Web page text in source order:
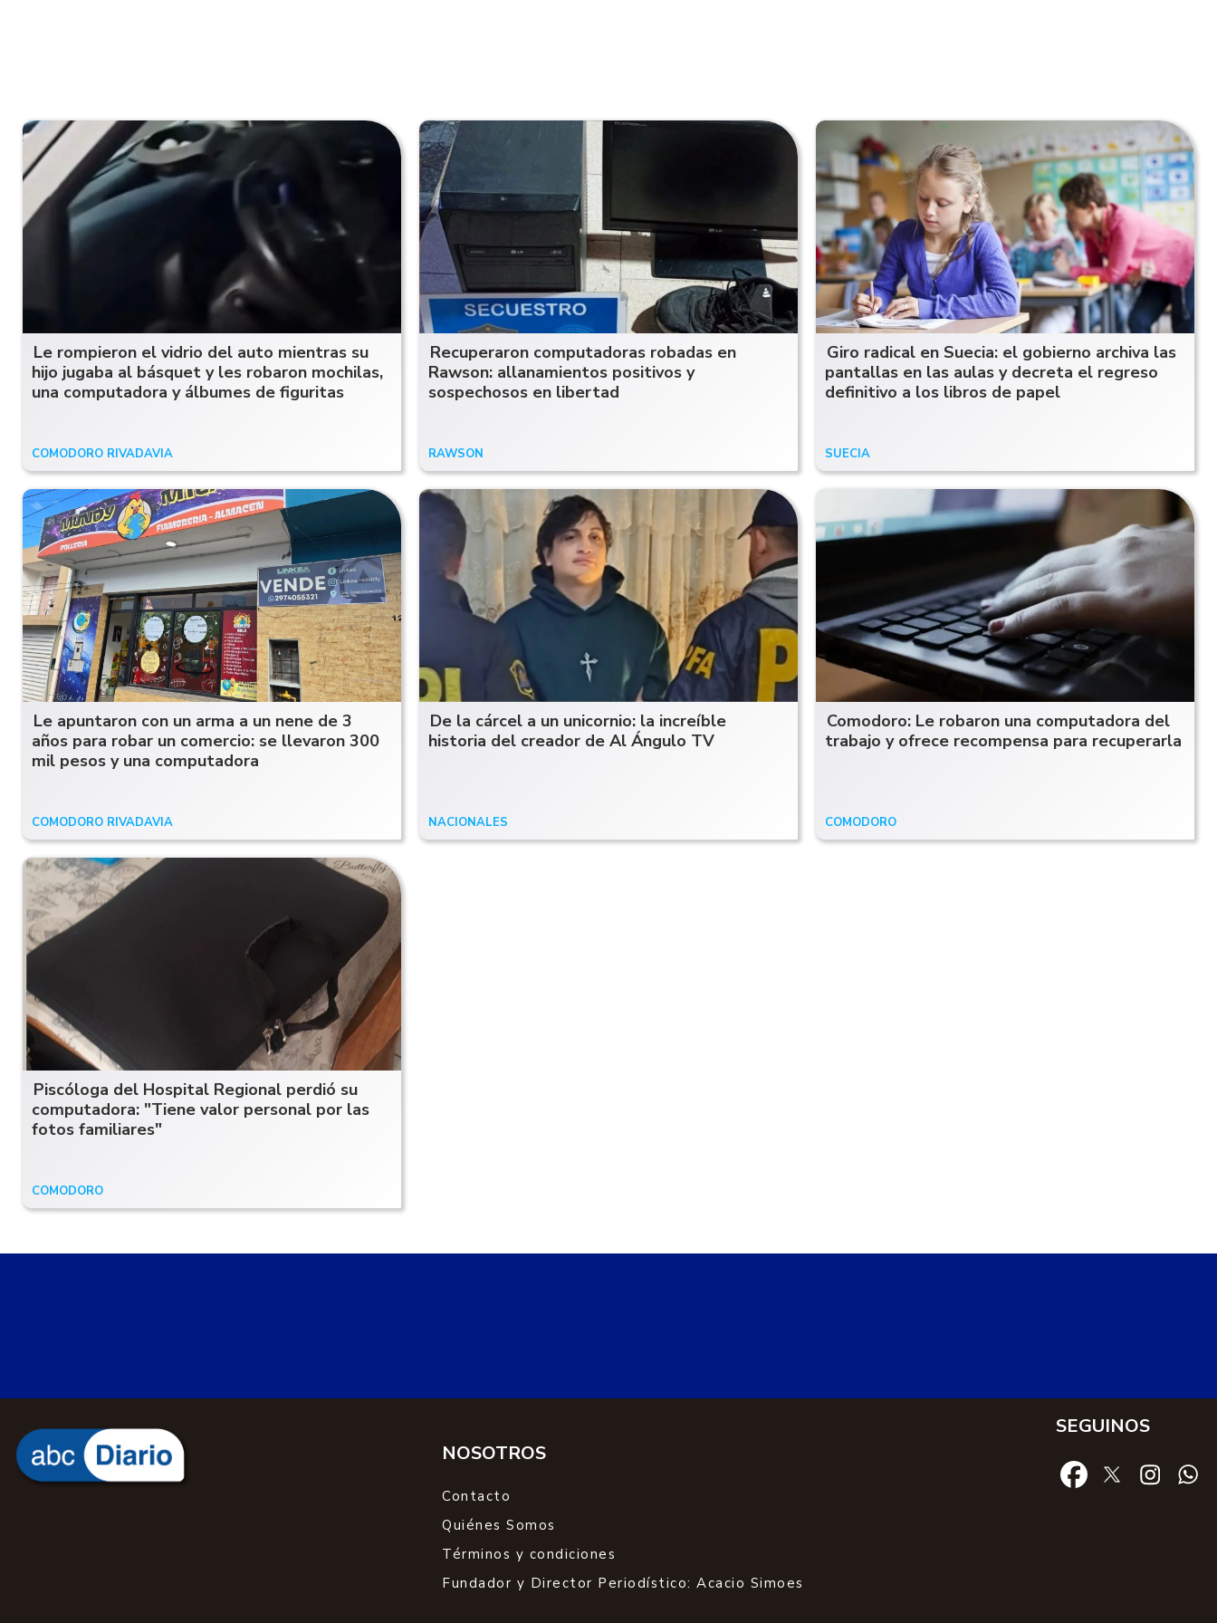
Le rompieron el vidrio del auto mientras su
hijo jugaba al básquet y les robaron mochilas,
una computadora y álbumes de figuritas
COMODORO RIVADAVIA
Recuperaron computadoras robadas en
Rawson: allanamientos positivos y
sospechosos en libertad
RAWSON
Giro radical en Suecia: el gobierno archiva las
pantallas en las aulas y decreta el regreso
definitivo a los libros de papel
SUECIA
Le apuntaron con un arma a un nene de 3
años para robar un comercio: se llevaron 300
mil pesos y una computadora
COMODORO RIVADAVIA
De la cárcel a un unicornio: la increíble
historia del creador de Al Ángulo TV
NACIONALES
Comodoro: Le robaron una computadora del
trabajo y ofrece recompensa para recuperarla
COMODORO
Piscóloga del Hospital Regional perdió su
computadora: "Tiene valor personal por las
fotos familiares"
COMODORO
NOSOTROS
Contacto
Quiénes Somos
Términos y condiciones
Fundador y Director Periodístico: Acacio Simoes
SEGUINOS